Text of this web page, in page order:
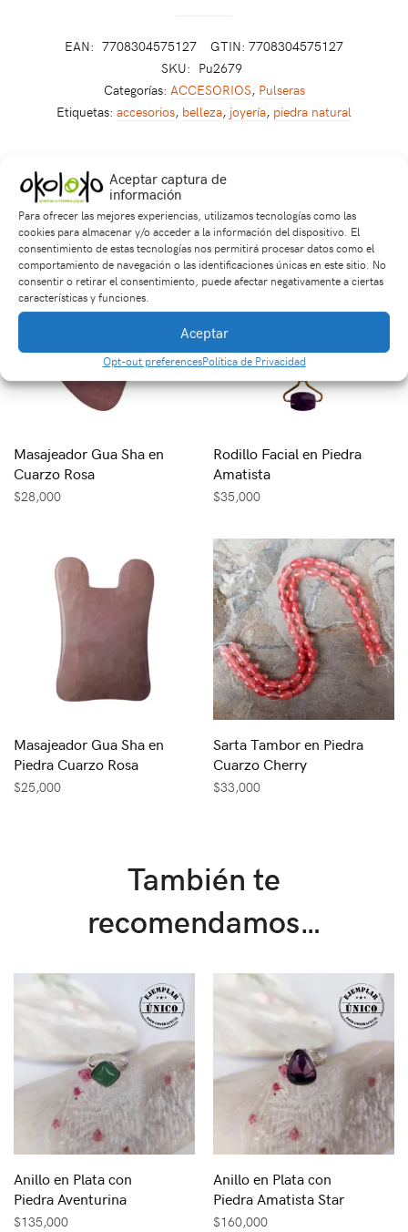
Aceptar captura de
información
Para ofrecer las mejores experiencias, utilizamos tecnologías como las
cookies para almacenar y/o acceder a la información del dispositivo. El
consentimiento de estas tecnologías nos permitirá procesar datos como el
comportamiento de navegación o las identificaciones únicas en este sitio. No
consentir o retirar el consentimiento, puede afectar negativamente a ciertas
características y funciones.
Aceptar
Opt-out preferencesPolítica de Privacidad
EAN: 7708304575127
GTIN: 7708304575127
SKU: Pu2679
Categorías: ACCESORIOS, Pulseras
Etiquetas: accesorios, belleza, joyería, piedra natural
Productos relacionados
Masajeador Gua Sha en
Cuarzo Rosa
$28,000
Rodillo Facial en Piedra
Amatista
$35,000
Masajeador Gua Sha en
Piedra Cuarzo Rosa
$25,000
Sarta Tambor en Piedra
Cuarzo Cherry
$33,000
También te
recomendamos…
Anillo en Plata con
Piedra Aventurina
$135,000
Anillo en Plata con
Piedra Amatista Star
$160,000